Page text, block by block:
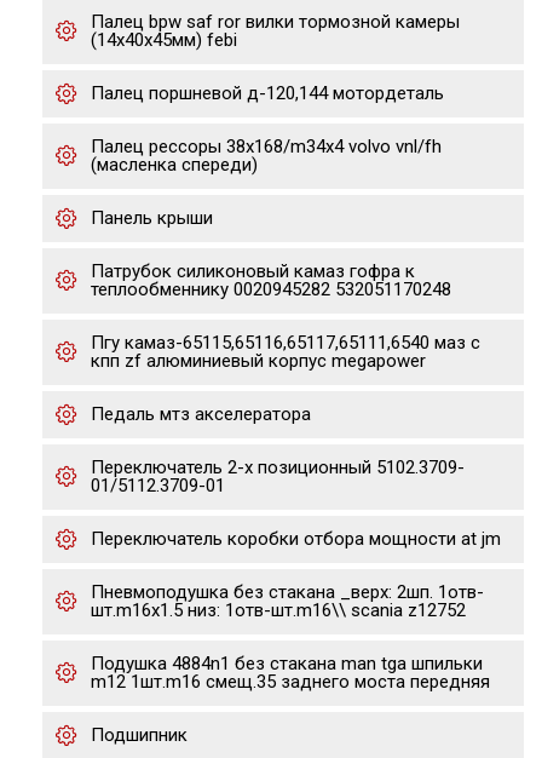
Палец bpw saf ror вилки тормозной камеры
(14х40х45мм) febi
Палец поршневой д-120,144 мотордеталь
Палец рессоры 38x168/m34x4 volvo vnl/fh
(масленка спереди)
Панель крыши
Патрубок силиконовый камаз гофра к
теплообменнику 0020945282 532051170248
Пгу камаз-65115,65116,65117,65111,6540 маз с
кпп zf алюминиевый корпус megapower
Педаль мтз акселератора
Переключатель 2-х позиционный 5102.3709-
01/5112.3709-01
Переключатель коробки отбора мощности at jm
Пневмоподушка без стакана _верх: 2шп. 1отв-
шт.m16x1.5 низ: 1отв-шт.m16\\ scania z12752
Подушка 4884n1 без стакана man tga шпильки
m12 1шт.m16 смещ.35 заднего моста передняя
Подшипник